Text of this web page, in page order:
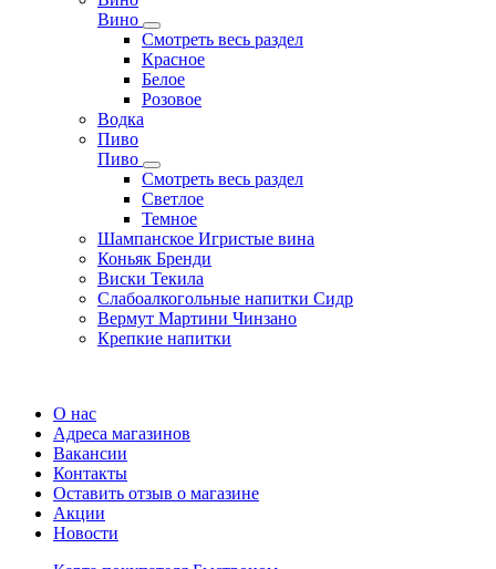
Вино
Смотреть весь раздел
Красное
Белое
Розовое
Водка
Пиво
Пиво
Смотреть весь раздел
Cветлое
Темное
Шампанское Игристые вина
Коньяк Бренди
Виски Текила
Слабоалкогольные напитки Сидр
Вермут Мартини Чинзано
Крепкие напитки
О нас
Адреса магазинов
Вакансии
Контакты
Оставить отзыв о магазине
Акции
Новости